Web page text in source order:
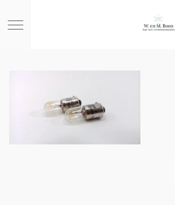
direct